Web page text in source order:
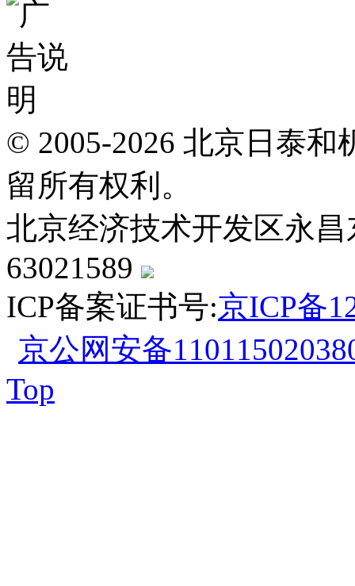
© 2005-2026 北京日泰
留所有权利。
北京经济技术开发区永
63021589
ICP备案证书号:京ICP备
京公网安备
Top